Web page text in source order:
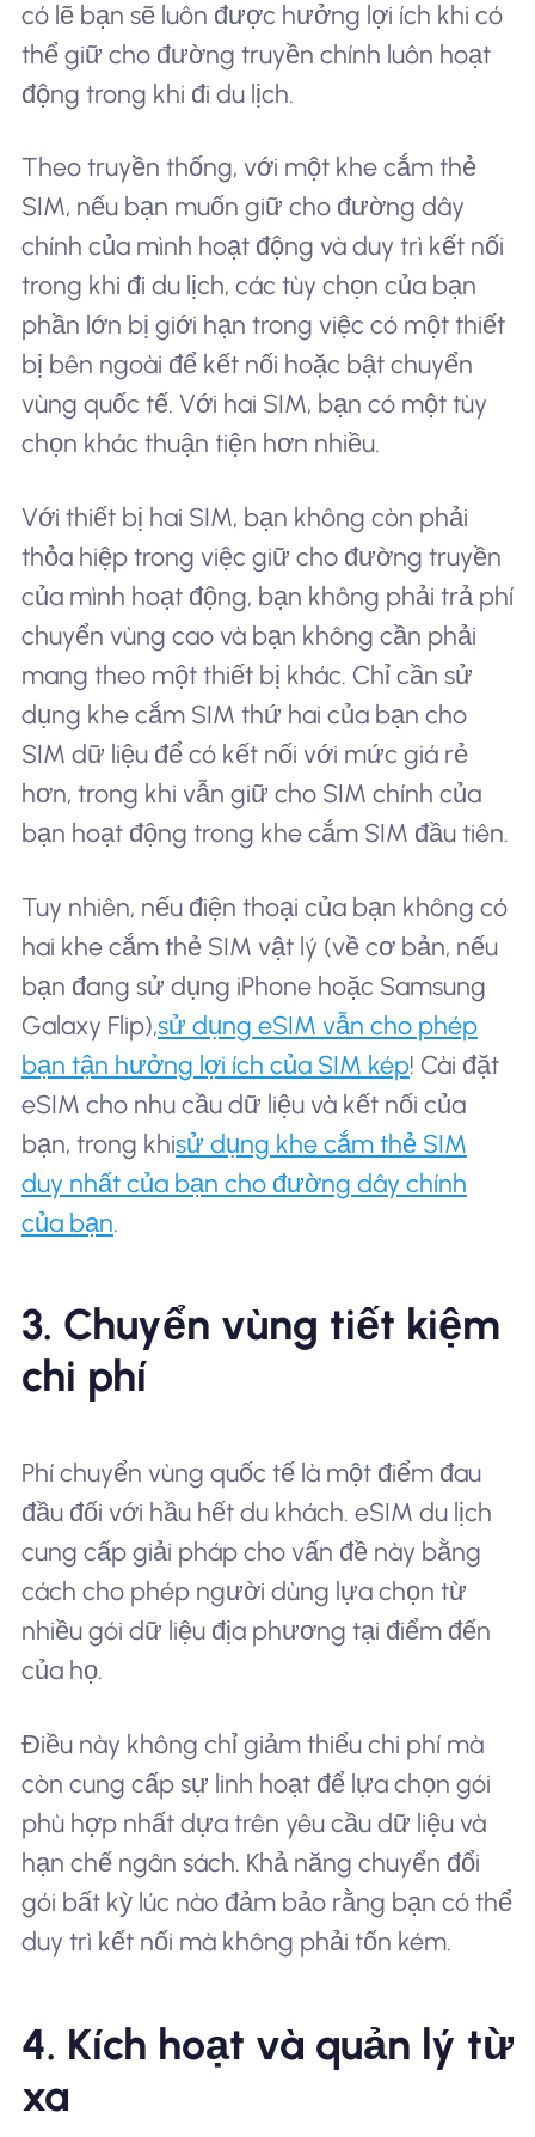
có lẽ bạn sẽ luôn được hưởng lợi ích khi có
thể giữ cho đường truyền chính luôn hoạt
động trong khi đi du lịch.
Theo truyền thống, với một khe cắm thẻ
SIM, nếu bạn muốn giữ cho đường dây
chính của mình hoạt động và duy trì kết nối
trong khi đi du lịch, các tùy chọn của bạn
phần lớn bị giới hạn trong việc có một thiết
bị bên ngoài để kết nối hoặc bật chuyển
vùng quốc tế. Với hai SIM, bạn có một tùy
chọn khác thuận tiện hơn nhiều.
Với thiết bị hai SIM, bạn không còn phải
thỏa hiệp trong việc giữ cho đường truyền
của mình hoạt động, bạn không phải trả phí
chuyển vùng cao và bạn không cần phải
mang theo một thiết bị khác. Chỉ cần sử
dụng khe cắm SIM thứ hai của bạn cho
SIM dữ liệu để có kết nối với mức giá rẻ
hơn, trong khi vẫn giữ cho SIM chính của
bạn hoạt động trong khe cắm SIM đầu tiên.
Tuy nhiên, nếu điện thoại của bạn không có
hai khe cắm thẻ SIM vật lý (về cơ bản, nếu
bạn đang sử dụng iPhone hoặc Samsung
Galaxy Flip),sử dụng eSIM vẫn cho phép
bạn tận hưởng lợi ích của SIM kép! Cài đặt
eSIM cho nhu cầu dữ liệu và kết nối của
bạn, trong khisử dụng khe cắm thẻ SIM
duy nhất của bạn cho đường dây chính
của bạn.
3. Chuyển vùng tiết kiệm
chi phí
Phí chuyển vùng quốc tế là một điểm đau
đầu đối với hầu hết du khách. eSIM du lịch
cung cấp giải pháp cho vấn đề này bằng
cách cho phép người dùng lựa chọn từ
nhiều gói dữ liệu địa phương tại điểm đến
của họ.
Điều này không chỉ giảm thiểu chi phí mà
còn cung cấp sự linh hoạt để lựa chọn gói
phù hợp nhất dựa trên yêu cầu dữ liệu và
hạn chế ngân sách. Khả năng chuyển đổi
gói bất kỳ lúc nào đảm bảo rằng bạn có thể
duy trì kết nối mà không phải tốn kém.
4. Kích hoạt và quản lý từ
xa